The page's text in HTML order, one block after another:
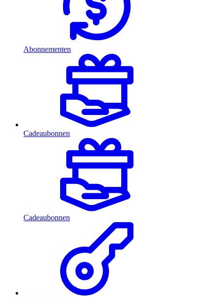
Abonnementen
Cadeaubonnen
Cadeaubonnen